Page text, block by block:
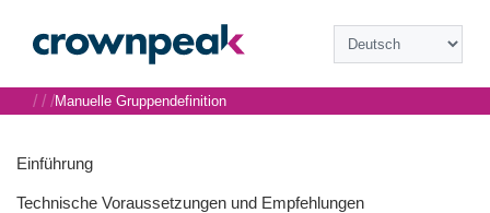
Einführung
Technische Voraussetzungen und Empfehlungen
/ / /Manuelle Gruppendefinition